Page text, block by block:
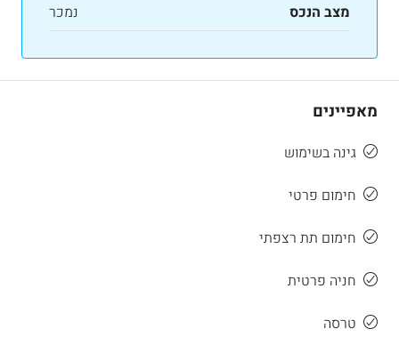
מצב הנכס
נמכר
מאפיינים
גינה בשימוש
חימום פרטי
חימום תת רצפתי
חניה פרטית
טרסה